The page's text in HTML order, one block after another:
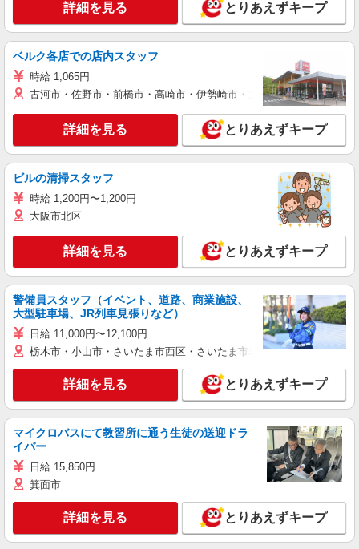
詳細を見る とりあえずキープ
ベルク各店での店内スタッフ
時給 1,065円
古河市・佐野市・前橋市・高崎市・伊勢崎市・太田市・館林市・藤
詳細を見る とりあえずキープ
ビルの清掃スタッフ
時給 1,200円〜1,200円
大阪市北区
詳細を見る とりあえずキープ
警備員スタッフ（イベント、道路、商業施設、
大型駐車場、JR列車見張りなど）
日給 11,000円〜12,100円
栃木市・小山市・さいたま市西区・さいたま市岩槻区・久喜市・蓮田
詳細を見る とりあえずキープ
マイクロバスにて教習所に通う生徒の送迎ドラ
イバー
日給 15,850円
箕面市
詳細を見る とりあえずキープ